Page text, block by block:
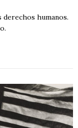
derechos humanos.